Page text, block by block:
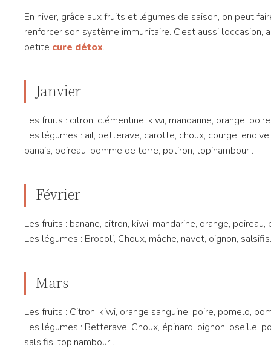
En hiver, grâce aux fruits et légumes de saison, on peut
renforcer son système immunitaire. C’est aussi
petite cure détox.
Janvier
Les fruits : citron, clémentine, kiwi, mandarine, orange,
Les légumes : ail, betterave, carotte, choux, courge,
panais, poireau, pomme de terre, potiron, topinambour…
Février
Les fruits : banane, citron, kiwi, mandarine, orange,
Les légumes : Brocoli, Choux, mâche, navet, oignon,
Mars
Les fruits : Citron, kiwi, orange sanguine, poire, pomelo,
Les légumes : Betterave, Choux, épinard, oignon, oseille,
salsifis, topinambour…